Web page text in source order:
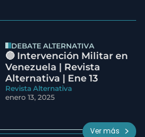
DEBATE ALTERNATIVA
🔵 Intervención Militar en
Venezuela | Revista
Alternativa | Ene 13
Revista Alternativa
enero 13, 2025
Ver más